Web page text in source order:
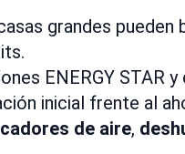
grandes
ENERGY STAR
inicial frente al
de aire,